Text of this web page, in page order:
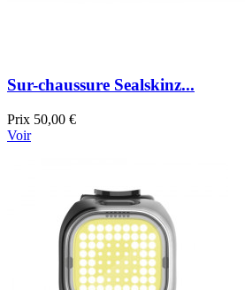
Sur-chaussure Sealskinz...
Prix 50,00 €
Voir